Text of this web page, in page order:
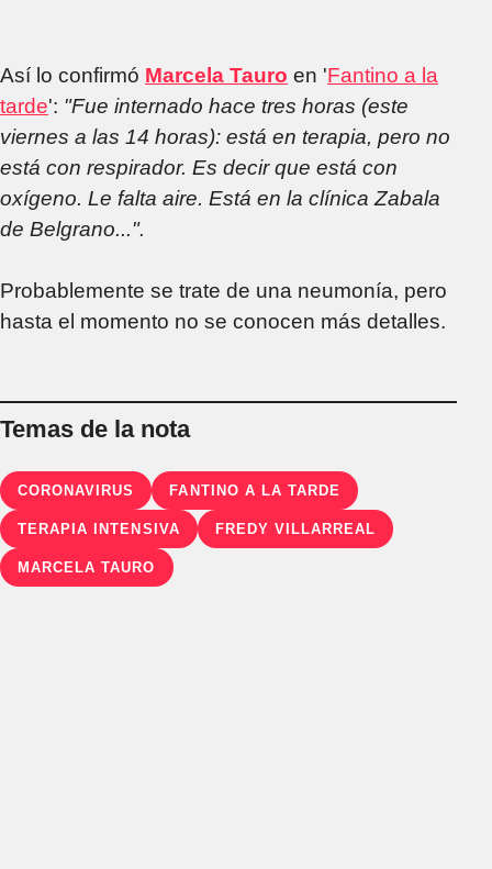
Así lo confirmó Marcela Tauro en 'Fantino a la
tarde': "Fue internado hace tres horas (este
viernes a las 14 horas): está en terapia, pero no
está con respirador. Es decir que está con
oxígeno. Le falta aire. Está en la clínica Zabala
de Belgrano...".
Probablemente se trate de una neumonía, pero
hasta el momento no se conocen más detalles.
Temas de la nota
CORONAVIRUS FANTINO A LA TARDE
TERAPIA INTENSIVA FREDY VILLARREAL
MARCELA TAURO